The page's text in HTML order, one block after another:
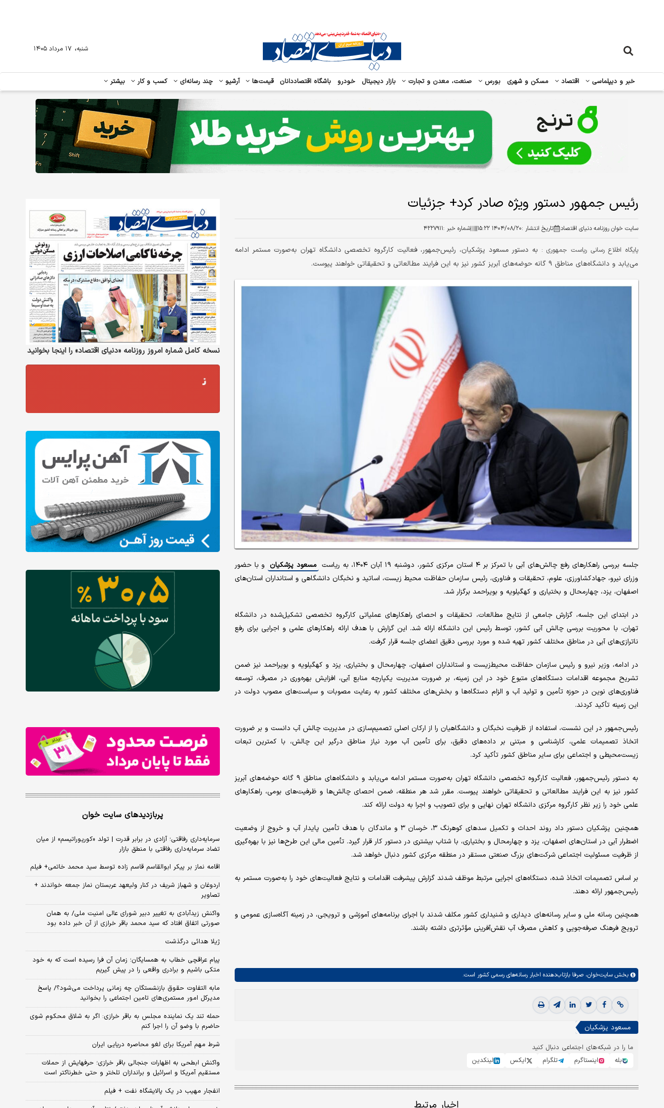
خبر و دیپلماسی اقتصاد مسکن و شهری بورس صنعت، معدن و تجارت بازار دیجیتال خودرو باشگاه اقتصاددانان قیمت‌ها آرشیو چند رسانه‌ای کسب و کار بیشتر
شنبه، ۱۷ مرداد ۱۴۰۵
رئیس جمهور دستور ویژه صادر کرد+ جزئیات
سایت خوان روزنامه دنیای اقتصاد تاریخ انتشار :۱۴۰۴/۰۸/۲۰ ۱۵:۲۲ شماره خبر :۴۲۲۷۹۱۱
پایگاه اطلاع رسانی ریاست جمهوری : به دستور مسعود پزشکیان، رئیس‌جمهور، فعالیت کارگروه تخصصی دانشگاه تهران به‌صورت مستمر ادامه
می‌یابد و دانشگاه‌های مناطق ۹ گانه حوضه‌های آبریز کشور نیز به این فرایند مطالعاتی و تحقیقاتی خواهند پیوست.
جلسه بررسی راهکارهای رفع چالش‌های آبی با تمرکز بر ۴ استان مرکزی کشور، دوشنبه ۱۹ آبان ۱۴۰۴، به ریاست مسعود پزشکیان و با حضور
وزرای نیرو، جهادکشاورزی، علوم، تحقیقات و فناوری، رئیس سازمان حفاظت محیط‌ زیست، اساتید و نخبگان دانشگاهی و استانداران استان‌های
اصفهان، یزد، چهارمحال و بختیاری و کهگیلویه و بویراحمد برگزار شد.
در ابتدای این جلسه، گزارش جامعی از نتایج مطالعات، تحقیقات و احصای راهکارهای عملیاتی کارگروه تخصصی تشکیل‌شده در دانشگاه
تهران، با محوریت بررسی چالش آبی کشور، توسط رئیس این دانشگاه ارائه شد. این گزارش با هدف ارائه راهکارهای علمی و اجرایی برای رفع
ناترازی‌های آبی در مناطق مختلف کشور تهیه شده و مورد بررسی دقیق اعضای جلسه قرار گرفت.
در ادامه، وزیر نیرو و رئیس سازمان حفاظت محیط‌زیست و استانداران اصفهان، چهارمحال و بختیاری، یزد و کهگیلویه و بویراحمد نیز ضمن
تشریح مجموعه اقدامات دستگاه‌های متبوع خود در این زمینه، بر ضرورت مدیریت یکپارچه منابع آبی، افزایش بهره‌وری در مصرف، توسعه
فناوری‌های نوین در حوزه تأمین و تولید آب و الزام دستگاه‌ها و بخش‌های مختلف کشور به رعایت مصوبات و سیاست‌های مصوب دولت در
این زمینه تأکید کردند.
رئیس‌جمهور در این نشست، استفاده از ظرفیت نخبگان و دانشگاهیان را از ارکان اصلی تصمیم‌سازی در مدیریت چالش آب دانست و بر ضرورت
اتخاذ تصمیمات علمی، کارشناسی و مبتنی بر داده‌های دقیق، برای تأمین آب مورد نیاز مناطق درگیر این چالش، با کمترین تبعات
زیست‌محیطی و اجتماعی برای سایر مناطق کشور تأکید کرد.
به دستور رئیس‌جمهور، فعالیت کارگروه تخصصی دانشگاه تهران به‌صورت مستمر ادامه می‌یابد و دانشگاه‌های مناطق ۹ گانه حوضه‌های آبریز
کشور نیز به این فرایند مطالعاتی و تحقیقاتی خواهند پیوست. مقرر شد هر منطقه، ضمن احصای چالش‌ها و ظرفیت‌های بومی، راهکارهای
علمی خود را زیر نظر کارگروه مرکزی دانشگاه تهران نهایی و برای تصویب و اجرا به دولت ارائه کند.
همچنین پزشکیان دستور داد روند احداث و تکمیل سدهای کوهرنگ ۳، خرسان ۳ و ماندگان با هدف تأمین پایدار آب و خروج از وضعیت
اضطرار آبی در استان‌های اصفهان، یزد و چهارمحال و بختیاری، با شتاب بیشتری در دستور کار قرار گیرد. تأمین مالی این طرح‌ها نیز با بهره‌گیری
از ظرفیت مسئولیت اجتماعی شرکت‌های بزرگ صنعتی مستقر در منطقه مرکزی کشور دنبال خواهد شد.
بر اساس تصمیمات اتخاذ شده، دستگاه‌های اجرایی مرتبط موظف شدند گزارش پیشرفت اقدامات و نتایج فعالیت‌های خود را به‌صورت مستمر به
رئیس‌جمهور ارائه دهند.
همچنین رسانه ملی و سایر رسانه‌های دیداری و شنیداری کشور مکلف شدند با اجرای برنامه‌های آموزشی و ترویجی، در زمینه آگاه‌سازی عمومی و
ترویج فرهنگ صرفه‌جویی و کاهش مصرف آب نقش‌آفرینی مؤثرتری داشته باشند.
بخش سایت‌خوان، صرفا بازتاب‌دهنده اخبار رسانه‌های رسمی کشور است.
مسعود پزشکیان
ما را در شبکه‌های اجتماعی دنبال کنید
بله
اینستاگرم تلگرام ایکس لینکدین
نسخه کامل شماره امروز روزنامه «دنیای‌ اقتصاد» را اینجا بخوانید
پربازدیدهای سایت خوان
سرمایه‌داری رفاقتی؛ آزادی در برابر قدرت | تولد «کورپوراتیسم» از میان
تضاد سرمایه‌داری رفاقتی با منطق بازار
اقامه نماز بر پیکر ابوالقاسم قاسم زاده توسط سید محمد خاتمی+ فیلم
اردوغان و شهباز شریف در کنار ولیعهد عربستان نماز جمعه خواندند +
تصاویر
واکنش زیدآبادی به تغییر دبیر شورای عالی امنیت ملی/ به همان
صورتی اتفاق افتاد که سید محمد باقر خرازی از آن خبر داده بود
ژیلا هدائی درگذشت
پیام عراقچی خطاب به همسایگان؛ زمان آن فرا رسیده است که به خود
متکی باشیم و برادری واقعی را در پیش گیریم
مابه التفاوت حقوق بازنشستگان چه زمانی پرداخت می‌شود؟/ پاسخ
مدیرکل امور مستمری‌های تامین اجتماعی را بخوانید
حمله تند یک نماینده مجلس به باقر خرازی: اگر به شلاق محکوم شوی
حاضرم با وضو آن را اجرا کنم
شرط مهم آمریکا برای لغو محاصره دریایی ایران
واکنش ابطحی به اظهارات جنجالی باقر خرازی؛ حرفهایش از حملات
مستقیم آمریکا و اسرائیل و براندازان تلختر و حتی خطرناکتر است
انفجار مهیب در یک پالایشگاه نفت + فیلم